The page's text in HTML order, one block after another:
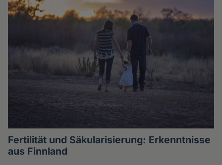
Fertilität und Säkularisierung: Erkenntnisse
aus Finnland